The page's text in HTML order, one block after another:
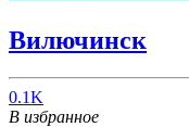
Вилючинск
0.1K
В избранное